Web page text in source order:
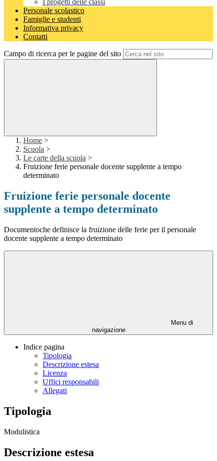
I progetti delle classi
Personale scolastico
Famiglie e studenti
Informativa privacy
Contatti
Campo di ricerca per le pagine del sito
Home >
Scuola >
Le carte della scuola >
Fruizione ferie personale docente supplente a tempo
determinato
Fruizione ferie personale docente
supplente a tempo determinato
Documentoche definisce la fruizione delle ferie per il personale
docente supplente a tempo determinato
Menu di
navigazione
Indice pagina
Tipologia
Descrizione estesa
Licenza
Uffici responsabili
Allegati
Tipologia
Modulistica
Descrizione estesa